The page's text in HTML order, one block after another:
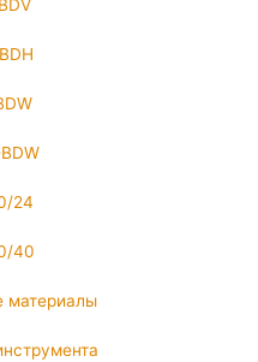
24
40
материалы